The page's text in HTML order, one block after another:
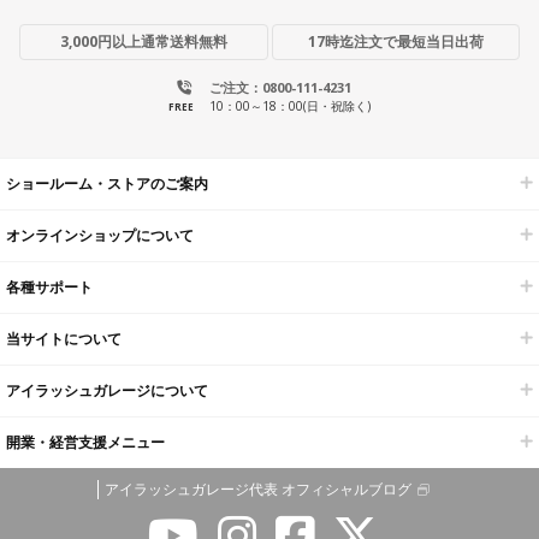
3,000円以上通常送料無料 17時迄注文で最短当日出荷
ご注文：0800-111-4231
FREE 10：00～18：00(日・祝除く)
ショールーム・ストアのご案内
オンラインショップについて
各種サポート
当サイトについて
アイラッシュガレージについて
開業・経営支援メニュー
アイラッシュガレージ代表 オフィシャルブログ